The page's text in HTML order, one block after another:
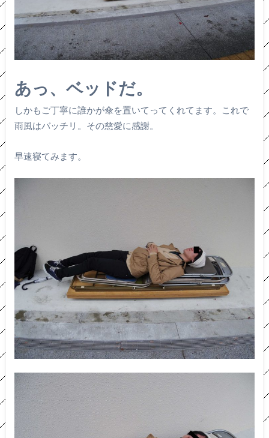
あっ、ベッドだ。
しかもご丁寧に誰かが傘を置いてってくれてます。これで
雨風はバッチリ。その慈愛に感謝。
早速寝てみます。